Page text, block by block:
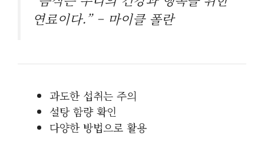
연료이다.” – 마이클 폴란
과도한 섭취는 주의
설탕 함량 확인
다양한 방법으로 활용